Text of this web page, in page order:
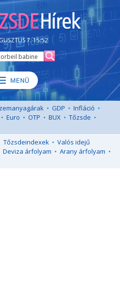
7. 15:52
• GDP • Infláció •
• Euro • OTP • BUX • Tőzsde •
Tőzsdeindexek • Valós idejű
Deviza árfolyam • Arany árfolyam •